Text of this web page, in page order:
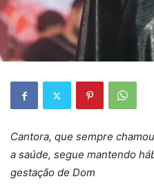
Cantora, que sempre
a saúde, segue mantendo
gestação de Dom